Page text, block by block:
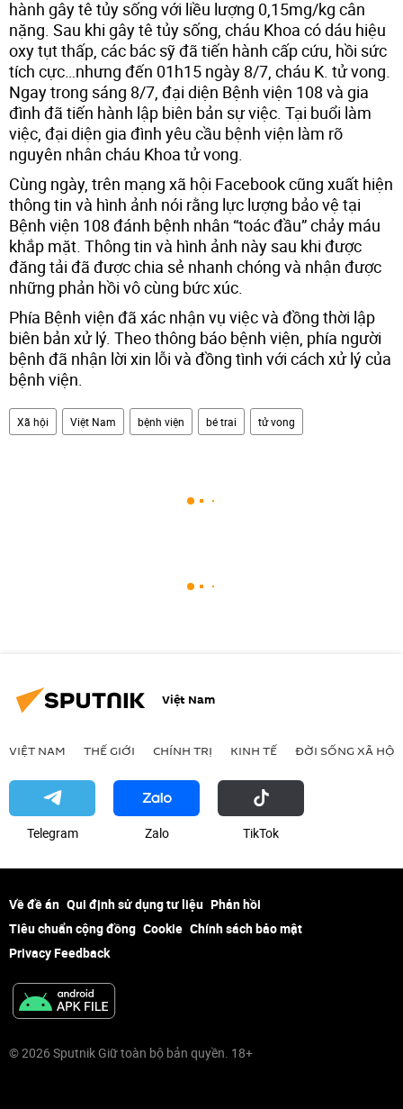
hành gây tê tủy sống với liều lượng 0,15mg/kg cân
nặng. Sau khi gây tê tủy sống, cháu Khoa có dáu hiệu
oxy tụt thấp, các bác sỹ đã tiến hành cấp cứu, hồi sức
tích cực…nhưng đến 01h15 ngày 8/7, cháu K. tử vong.
Ngay trong sáng 8/7, đại diện Bệnh viện 108 và gia
đình đã tiến hành lập biên bản sự việc. Tại buổi làm
việc, đại diện gia đình yêu cầu bệnh viện làm rõ
nguyên nhân cháu Khoa tử vong.
Cùng ngày, trên mạng xã hội Facebook cũng xuất hiện
thông tin và hình ảnh nói rằng lực lượng bảo vệ tại
Bệnh viện 108 đánh bệnh nhân “toác đầu” chảy máu
khắp mặt. Thông tin và hình ảnh này sau khi được
đăng tải đã được chia sẻ nhanh chóng và nhận được
những phản hồi vô cùng bức xúc.
Phía Bệnh viện đã xác nhận vụ việc và đồng thời lập
biên bản xử lý. Theo thông báo bệnh viện, phía người
bệnh đã nhận lời xin lỗi và đồng tình với cách xử lý của
bệnh viện.
Xã hội Việt Nam bệnh viện bé trai tử vong
Việt Nam
VIỆT NAM THẾ GIỚI CHÍNH TRỊ KINH TẾ ĐỜI SỐNG XÃ HỘI
Telegram Zalo ТikТоk
Về đề án Qui định sử dụng tư liệu Phản hồi
Tiêu chuẩn cộng đồng Cookie Chính sách bảo mật
Privacy Feedback
© 2026 Sputnik Giữ toàn bộ bản quyền. 18+